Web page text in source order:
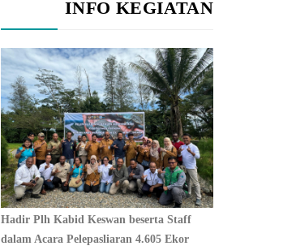
INFO KEGIATAN
Hadir Plh Kabid Keswan beserta Staff
dalam Acara Pelepasliaran 4.605 Ekor